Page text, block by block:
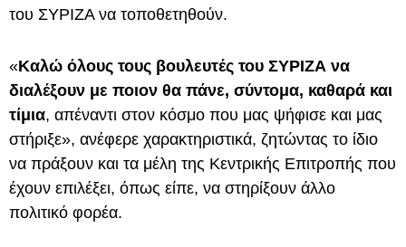
του ΣΥΡΙΖΑ να τοποθετηθούν.
«Καλώ όλους τους βουλευτές του ΣΥΡΙΖΑ να
διαλέξουν με ποιον θα πάνε, σύντομα, καθαρά και
τίμια, απέναντι στον κόσμο που μας ψήφισε και μας
στήριξε», ανέφερε χαρακτηριστικά, ζητώντας το ίδιο
να πράξουν και τα μέλη της Κεντρικής Επιτροπής που
έχουν επιλέξει, όπως είπε, να στηρίξουν άλλο
πολιτικό φορέα.